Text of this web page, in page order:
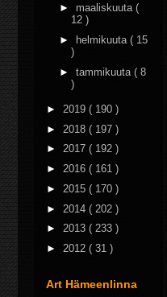
► maaliskuuta (
12 )
►
helmikuuta ( 15
)
► tammikuuta ( 8
)
► 2019 ( 190 )
► 2018 ( 197 )
► 2017 ( 192 )
► 2016 ( 161 )
► 2015 ( 170 )
► 2014 ( 202 )
► 2013 ( 233 )
► 2012 ( 31 )
Art Hämeenlinna